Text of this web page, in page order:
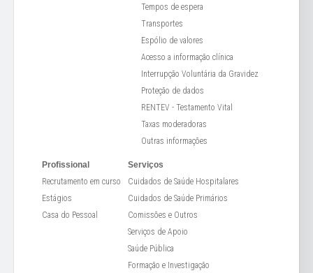
Tempos de espera
Transportes
Espólio de valores
Acesso a informação clínica
Interrupção Voluntária da Gravidez
Proteção de dados
RENTEV - Testamento Vital
Taxas moderadoras
Outras informações
Profissional
Recrutamento em curso
Estágios
Casa do Pessoal
Serviços
Cuidados de Saúde Hospitalares
Cuidados de Saúde Primários
Comissões e Outros
Serviços de Apoio
Saúde Pública
Formação e Investigação